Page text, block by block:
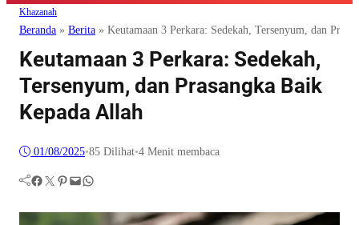
Khazanah
Beranda » Berita » Keutamaan 3 Perkara: Sedekah, Tersenyum, dan
Keutamaan 3 Perkara: Sedekah,
Tersenyum, dan Prasangka Baik
Kepada Allah
01/08/2025•85 Dilihat•4 Menit membaca
Facebook Twitter Pinterest Mail WhatsApp